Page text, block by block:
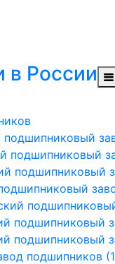
в России
подшипниковый
подшипниковый
подшипниковый
подшипниковый
подшипниковый
подшипников